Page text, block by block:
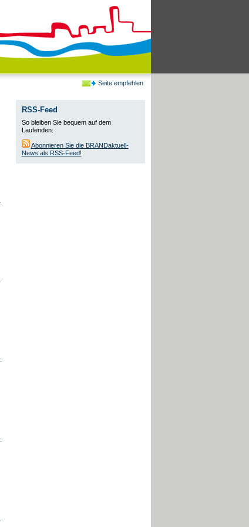
Seite empfehlen
RSS-Feed
So bleiben Sie bequem auf dem
Laufenden:
Abonnieren Sie die BRANDaktuell-
News als RSS-Feed!